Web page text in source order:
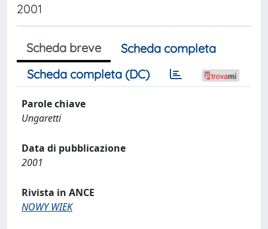
2001
Scheda breve
Scheda completa
Scheda completa (DC)
Parole chiave
Ungaretti
Data di pubblicazione
2001
Rivista in ANCE
NOWY WIEK